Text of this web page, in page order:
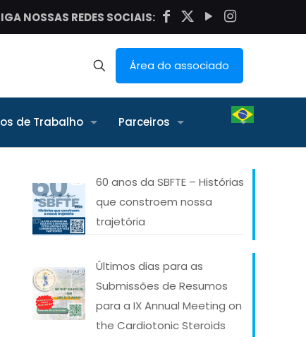
NOSSAS REDES SOCIAIS:
Área do associado
de Trabalho Parceiros
60 anos da SBFTE – Histórias
que constroem nossa
trajetória
Últimos dias para as
Submissões de Resumos
para a IX Annual Meeting on
the Cardiotonic Steroids